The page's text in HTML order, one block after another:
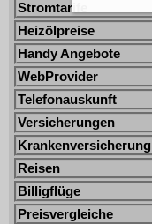
Stromtarife
Heizölpreise
Handy Angebote
WebProvider
Telefonauskunft
Versicherungen
Krankenversicherung
Reisen
Billigflüge
Preisvergleiche